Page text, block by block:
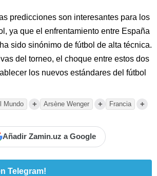
predicciones son interesantes para los
ya que el enfrentamiento entre España
sido sinónimo de fútbol de alta técnica.
del torneo, el choque entre estos dos
los nuevos estándares del fútbol
Mundo + Arsène Wenger + Francia +
Añadir Zamin.uz a Google
Telegram!